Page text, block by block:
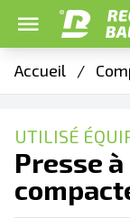
Accueil /
UTILISÉ
Presse